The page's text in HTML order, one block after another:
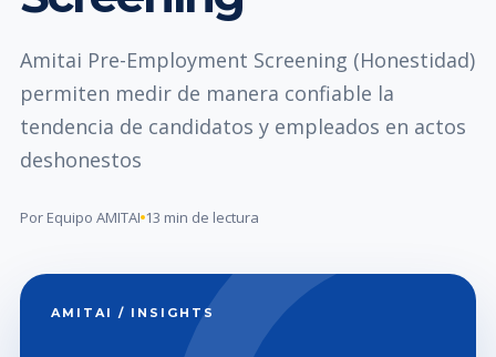
Amitai Pre-Employment Screening (Honestidad)
permiten medir de manera confiable la
tendencia de candidatos y empleados en actos
deshonestos
Por Equipo AMITAI 13 min de lectura
AMITAI / INSIGHTS